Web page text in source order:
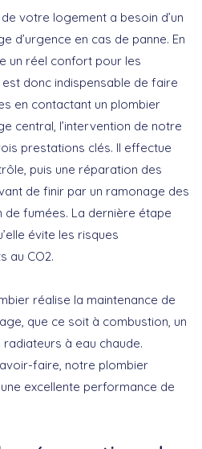
votre logement a besoin d’un
d’urgence en cas de panne. En
un réel confort pour les
est donc indispensable de faire
en contactant un plombier
central, l’intervention de notre
prestations clés. Il effectue
puis une réparation des
de finir par un ramonage des
de fumées. La dernière étape
évite les risques
au CO2.
réalise la maintenance de
que ce soit à combustion, un
à eau chaude.
faire, notre plombier
excellente performance de